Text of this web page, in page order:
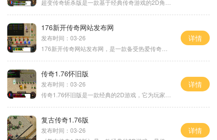
176新开传奇网站发布网
发布时间：03-26
详情
传奇1.76怀旧版
发布时间：03-26
详情
复古传奇1.76版
发布时间：03-26
详情